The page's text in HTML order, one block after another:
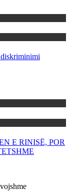
E RINISË, POR